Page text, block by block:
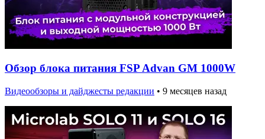
Обзор блока питания FSP Advan GM 1000W
Видеообзоры и дайджесты редакции • 9 месяцев назад